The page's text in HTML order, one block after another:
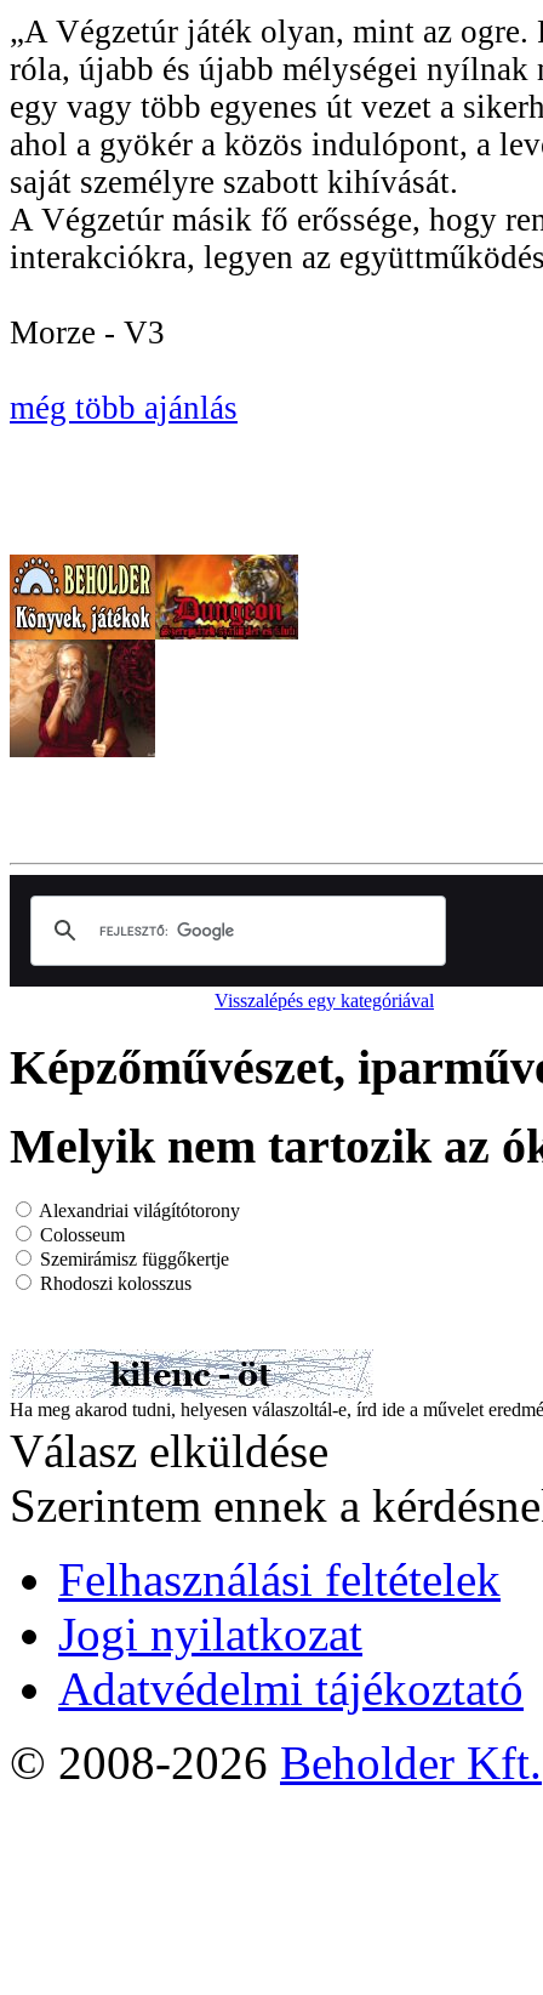
„A Végzetúr játék olyan, mint az
róla, újabb és újabb mélységei
egy vagy több egyenes út vezet a
ahol a gyökér a közös indulópont, a
saját személyre szabott kihívását.
A Végzetúr másik fő erőssége, hogy
interakciókra, legyen az
Morze - V3
még több ajánlás
Visszalépés egy kategóriával
Képzőművészet,
Melyik nem tartozik az
Alexandriai világítótorony
Colosseum
Szemirámisz függőkertje
Rhodoszi kolosszus
Ha meg akarod tudni, helyesen válaszoltál-e, írd ide a művelet
Válasz elküldése
Szerintem ennek a
Felhasználási feltételek
Jogi nyilatkozat
Adatvédelmi tájékoztató
© 2008-2026 Beholder Kft.